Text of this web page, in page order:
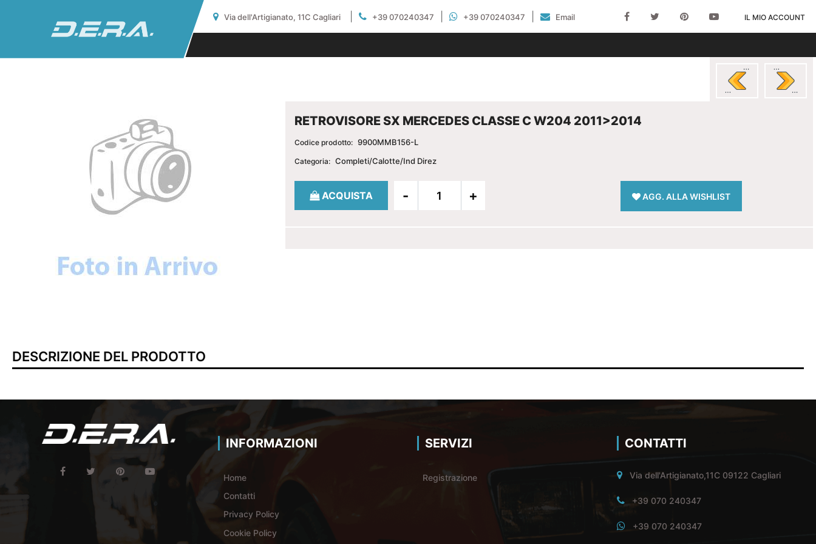
Via dell'Artigianato, 11C Cagliari +39 070240347 +39 070240347 Email IL MIO ACCOUNT
RETROVISORE SX MERCEDES CLASSE C W204 2011>2014
Codice prodotto: 9900MMB156-L
Categoria: Completi/Calotte/Ind Direz
Quantità
ACQUISTA AGG. ALLA WISHLIST
DESCRIZIONE DEL PRODOTTO
INFORMAZIONI
Home
Contatti
Privacy Policy
Cookie Policy
SERVIZI
Registrazione
CONTATTI
Via dell'Artigianato,11C 09122 Cagliari
+39 070 240347
+39 070 240347